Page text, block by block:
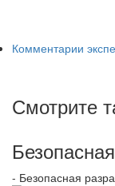
Комментарии
Смотрите
- Безопасная